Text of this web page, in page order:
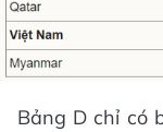
Bảng D chỉ có